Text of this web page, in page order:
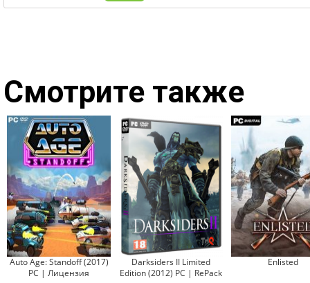
Смотрите также
Auto Age: Standoff (2017)
PC | Лицензия
Darksiders II Limited
Edition (2012) PC | RePack
Enlisted